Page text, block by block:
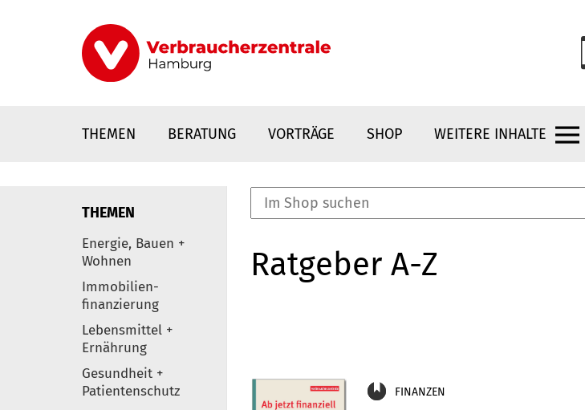
THEMEN BERATUNG VORTRÄGE SHOP WEITERE INHALTE
Elemente
THEMEN
Energie, Bauen +
Wohnen
Immobilien-
finanzierung
Lebensmittel +
Ernährung
Gesundheit +
Patientenschutz
Ratgeber A-Z
FINANZEN